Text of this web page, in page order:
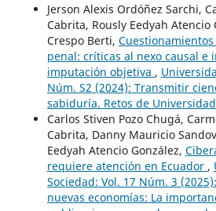
Jerson Alexis Ordóñez Sarchi,
Cabrita, Rously Eedyah Atencio
Crespo Berti,
penal: críticas al nexo causal e
imputación objetiva ,
Núm. S2 (2024): Transmitir
sabiduría. Retos de
Carlos Stiven Pozo Chugá,
Cabrita, Danny Mauricio
Eedyah Atencio González,
requiere atención en Ecuador ,
Sociedad: Vol. 17 Núm. 3
nuevas economías: La